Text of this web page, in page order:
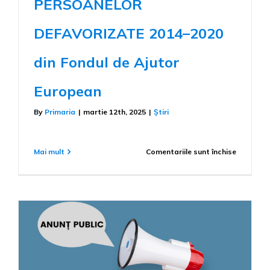
PERSOANELOR
DEFAVORIZATE 2014–2020
din Fondul de Ajutor
European
By Primaria | martie 12th, 2025 | Știri
Mai mult Comentariile sunt închisepentru